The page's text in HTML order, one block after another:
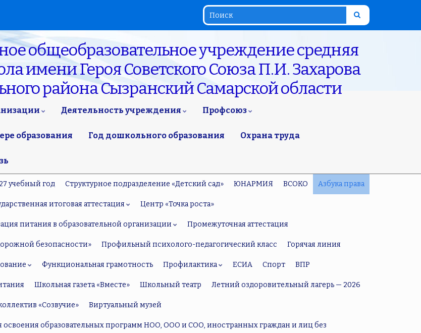
общеобразовательное учреждение средняя
имени Героя Советского Союза П.И. Захарова
района Сызранский Самарской области
Деятельность учреждения Профсоюз
образования Год дошкольного образования Охрана труда
учебный год Структурное подразделение «Детский сад» ЮНАРМИЯ ВСОКО Азбука права
итоговая аттестация Центр «Точка роста»
питания в образовательной организации Промежуточная аттестация
безопасности» Профильный психолого-педагогический класс Горячая линия
Функциональная грамотность Профилактика ЕСИА Спорт ВПР
Школьная газета «Вместе» Школьный театр Летний оздоровительный лагерь — 2026
«Созвучие» Виртуальный музей
освоения образовательных программ НОО, ООО и СОО, иностранных граждан и лиц без